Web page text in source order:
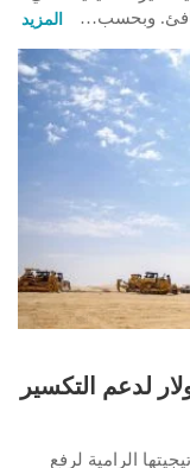
المزيد
تضخ 800 مليون دولار لدعم التكسير
الرامية لرفع